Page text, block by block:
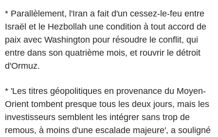
* Parallèlement, l'Iran a fait d'un cessez-le-feu entre
Israël et le Hezbollah une condition à tout accord de
paix avec Washington pour résoudre le conflit, qui
entre dans son quatrième mois, et rouvrir le détroit
d'Ormuz.
* 'Les titres géopolitiques en provenance du Moyen-
Orient tombent presque tous les deux jours, mais les
investisseurs semblent les intégrer sans trop de
remous, à moins d'une escalade majeure', a souligné